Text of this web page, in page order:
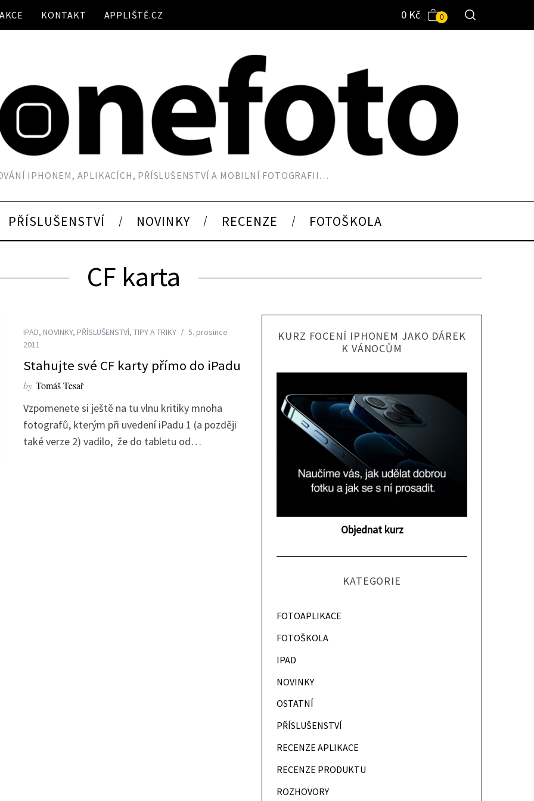
KONTAKT APPLIŠTĚ.CZ 0
0 Kč
IPHONEM, APLIKACÍCH, PŘÍSLUŠENSTVÍ A MOBILNÍ FOTOGRAFII…
PŘÍSLUŠENSTVÍ NOVINKY RECENZE FOTOŠKOLA
CF karta
IPAD, NOVINKY, PŘÍSLUŠENSTVÍ, TIPY A TRIKY
5. prosince
2011
Stahujte své CF karty přímo do iPadu
by Tomáš Tesař
Vzpomenete si ještě na tu vlnu kritiky mnoha
fotografů, kterým při uvedení iPadu 1 (a později
také verze 2) vadilo, že do tabletu od…
KURZ FOCENÍ IPHONEM JAKO DÁREK
K VÁNOCŮM
Objednat kurz
KATEGORIE
FOTOAPLIKACE
FOTOŠKOLA
IPAD
NOVINKY
OSTATNÍ
PŘÍSLUŠENSTVÍ
RECENZE APLIKACE
RECENZE PRODUKTU
ROZHOVORY